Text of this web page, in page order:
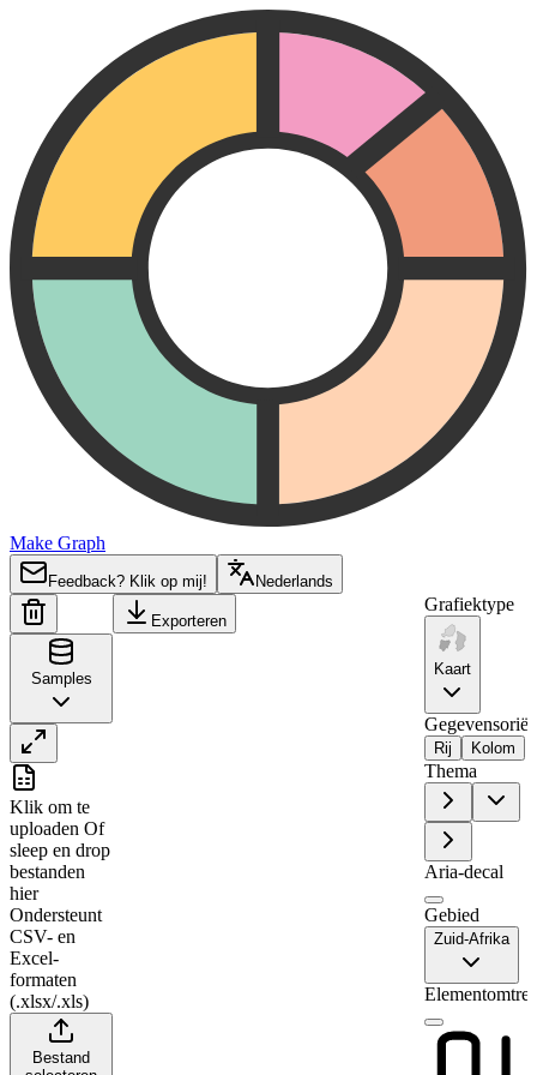
Make Graph
Feedback? Klik op mij! Nederlands
Samples
Region
Northern Cape
KwaZulu-Natal
Free State
Mpumalanga
1
2
3
4
5
6
8
Klik om te
uploaden Of
sleep en drop
bestanden
hier
Ondersteunt
CSV- en
Excel-
formaten
(.xlsx/.xls)
Bestand
Exporteren
Grafiektype
Kaart
Rij Kolom
Thema
Aria-decal
Gebied
Zuid-Afrika